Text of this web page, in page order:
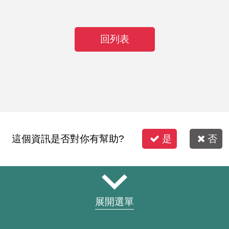
回列表
這個資訊是否對你有幫助? 是 否
展開選單